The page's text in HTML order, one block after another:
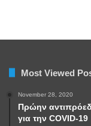
Most Viewed
November 28, 2020
Πρώην
για την COVID-19